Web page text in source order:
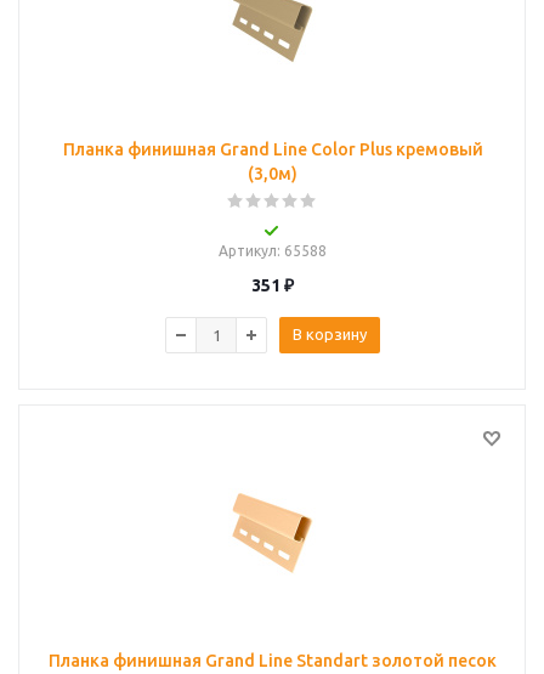
Планка финишная Grand Line Color Plus кремовый
(3,0м)
Артикул: 65588
351 ₽
В корзину
Планка финишная Grand Line Standart золотой песок